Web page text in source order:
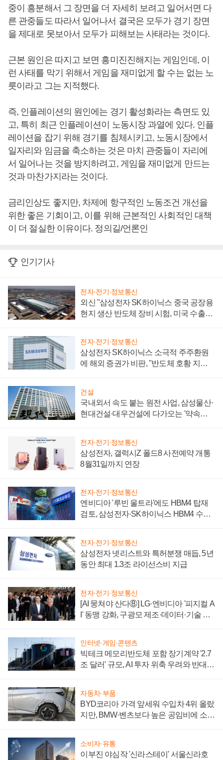
중이 흥분해서 그 장면을 더 자세히 보려고 일어서면 다
른 관중들도 따라서 일어나서 결국은 모두가 경기 장면
을 제대로 못보아서 모두가 피해보는 사태라는 것이다.
근본 원인은 따지고 보면 흥미진진해지는 게임인데, 이
런 사태를 막기 위해서 게임을 재미없게 할 수는 없는 노
릇이라고 그는 지적했다.
즉, 인플레이션의 원인에는 경기 활성화라는 측면도 있
고, 특히 최근 인플레이션이 노동시장 과열에 있다. 인플
레이션을 잡기 위해 경기를 침체시키고, 노동시장에서
일자리와 임금을 축소하는 것은 마치 관중들이 자리에
서 일어나는 것을 방지하려고, 게임을 재미없게 만드는
것과 마찬가지라는 것이다.
금리인상도 좋지만, 차제에 항구적인 노동조건 개선을
위한 좋은 기회이고, 이를 위해 근본적인 사회적인 대책
이 더 절실한 이유이다. 정의길/언론인
인기기사
전자·전기·정보통신
외신 "삼성전자 SK하이닉스 중국 공장용
현지 생산 반도체 장비 시험, 미국 수출통
전자·전기·정보통신
삼성전자 SK하이닉스 소극적 주주환원
에 해외 증권가 비판, "반도체 호황 지속
건설
국내외서 속도 붙는 원전 사업, 삼성물산·
현대건설·대우건설에 다가오는 '약속의
전자·전기·정보통신
삼성전자, 갤럭시Z 폴드8 사전예약 개통
8월31일까지 연장
전자·전기·정보통신
엔비디아 '루빈 울트라'에도 HBM4 탑재
검토, 삼성전자·SK하이닉스 HBM4 수율
전자·전기·정보통신
삼성전자 넷리스트와 특허분쟁 매듭, 5년
동안 최대 1.3조 라이선스비 지급
전자·전기·정보통신
[AI 뭉쳐야 산다⑧] LG·엔비디아 '피지컬 A
I' 동맹 강화, 구광모 제조·데이터·기술 결
인터넷·게임·콘텐츠
빅테크 메모리반도체 포함 장기계약 '2.7
조 달러' 규모, AI 투자 위축 우려와 반대
자동차·부품
BYD코리아 가격 앞세워 수입차 4위 올랐
지만, BMW·벤츠보다 높은 공임비에 소비
소비자·유통
이부진 야심작 '신라스테이' 서울신라호